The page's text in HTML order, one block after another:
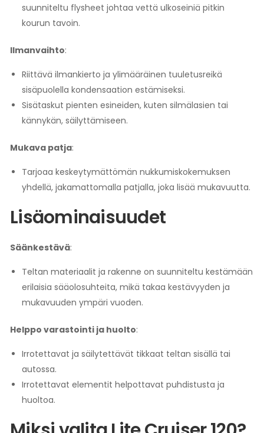
suunniteltu flysheet johtaa vettä ulkoseiniä pitkin
kourun tavoin.
Ilmanvaihto:
Riittävä ilmankierto ja ylimääräinen tuuletusreikä
sisäpuolella kondensaation estämiseksi.
Sisätaskut pienten esineiden, kuten silmälasien tai
kännykän, säilyttämiseen.
Mukava patja:
Tarjoaa keskeytymättömän nukkumiskokemuksen
yhdellä, jakamattomalla patjalla, joka lisää mukavuutta.
Lisäominaisuudet
Säänkestävä:
Teltan materiaalit ja rakenne on suunniteltu kestämään
erilaisia sääolosuhteita, mikä takaa kestävyyden ja
mukavuuden ympäri vuoden.
Helppo varastointi ja huolto:
Irrotettavat ja säilytettävät tikkaat teltan sisällä tai
autossa.
Irrotettavat elementit helpottavat puhdistusta ja
huoltoa.